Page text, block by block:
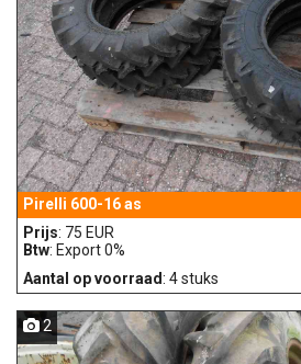
Pirelli 600-16 as
Prijs: 75 EUR
Btw: Export 0%
Aantal op voorraad: 4 stuks
2